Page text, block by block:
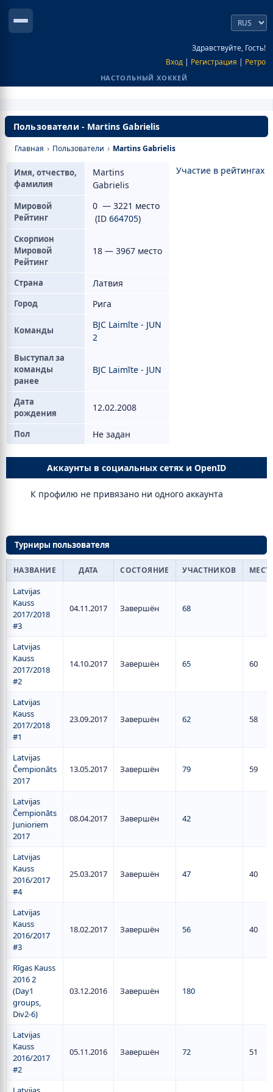
Здравствуйте, Гость!
Вход | Регистрация | Ретро
НАСТОЛЬНЫЙ ХОККЕЙ
Пользователи - Martins Gabrielis
Главная › Пользователи › Martins Gabrielis
Участие в рейтингах
Имя, отчество,
фамилия
Martins
Gabrielis
Мировой
Рейтинг
0 — 3221 место
(ID 664705)
Скорпион
Мировой
Рейтинг
18 — 3967 место
Страна Латвия
Город Рига
Команды
BJC Laimīte - JUN
2
Выступал за
команды
ранее
BJC Laimīte - JUN
Дата
рождения
12.02.2008
Пол Не задан
Аккаунты в социальных сетях и OpenID
К профилю не привязано ни одного аккаунта
Турниры пользователя
НАЗВАНИЕ ДАТА СОСТОЯНИЕ УЧАСТНИКОВ
Latvijas
Kauss
2017/2018
#3
04.11.2017 Завершён 68
Latvijas
Kauss
2017/2018
#2
14.10.2017 Завершён 65 60
Latvijas
Kauss
2017/2018
#1
23.09.2017 Завершён 62 58
Latvijas
Čempionāts
2017
13.05.2017 Завершён 79 59
Latvijas
Čempionāts
Junioriem
2017
08.04.2017 Завершён 42
Latvijas
Kauss
2016/2017
#4
25.03.2017 Завершён 47 40
Latvijas
Kauss
2016/2017
#3
18.02.2017 Завершён 56 40
Rīgas Kauss
2016 2
(Day1
groups,
Div2-6)
03.12.2016 Завершён 180
Latvijas
Kauss
2016/2017
#2
05.11.2016 Завершён 72 51